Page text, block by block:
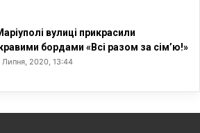
вулиці прикрасили
бордами «Всі разом за сім’ю!»
Липня, 2020, 13:44